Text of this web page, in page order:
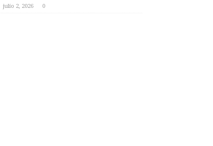
julio 2, 2026 0